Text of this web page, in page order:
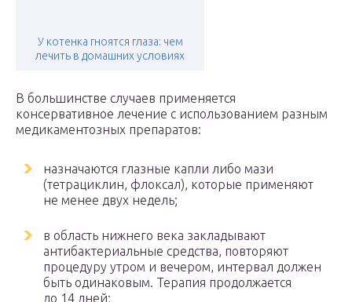
У котенка гноятся глаза: чем
лечить в домашних условиях
В большинстве случаев применяется
консервативное лечение с использованием разным
медикаментозных препаратов:
назначаются глазные капли либо мази
(тетрациклин, флоксал), которые применяют
не менее двух недель;
в область нижнего века закладывают
антибактериальные средства, повторяют
процедуру утром и вечером, интервал должен
быть одинаковым. Терапия продолжается
до 14 дней;